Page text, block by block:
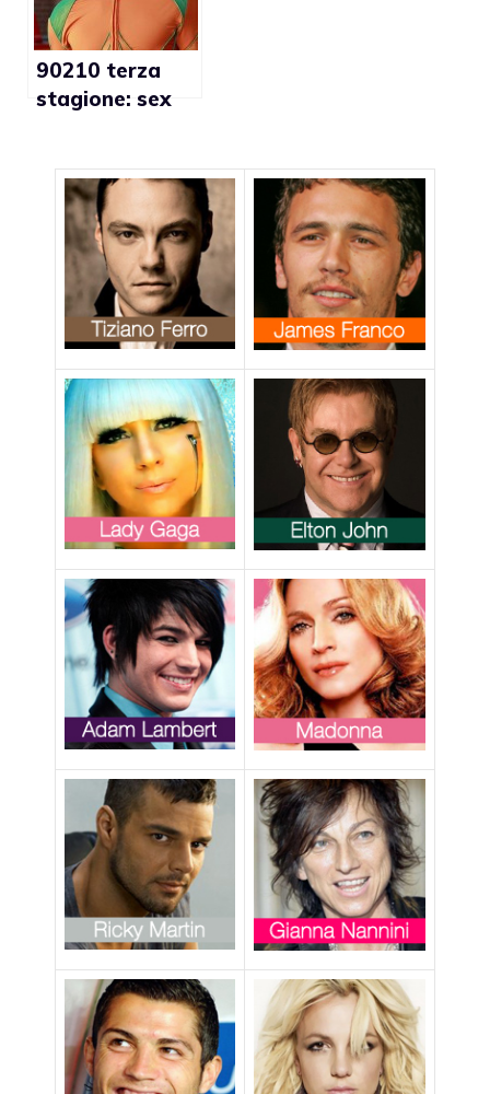
90210 terza
stagione: sex
Ritchson